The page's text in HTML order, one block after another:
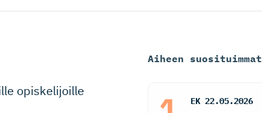
opiskelijoille
Aiheen suosituimmat
EK 22.05.2026